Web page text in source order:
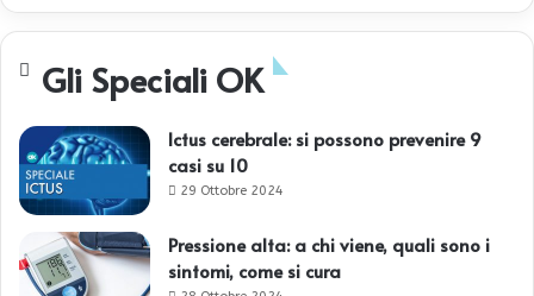
Gli Speciali OK
Ictus cerebrale: si possono prevenire 9
casi su 10
29 Ottobre 2024
Pressione alta: a chi viene, quali sono i
sintomi, come si cura